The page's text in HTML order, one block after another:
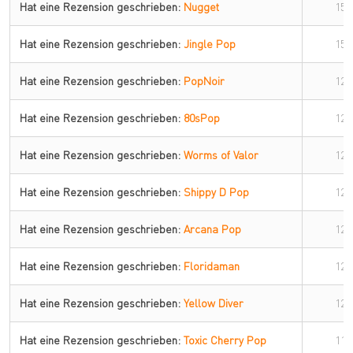
Hat eine Rezension geschrieben: Nugget 15.
Hat eine Rezension geschrieben: Jingle Pop 15.
Hat eine Rezension geschrieben: PopNoir 12.
Hat eine Rezension geschrieben: 80sPop 12.
Hat eine Rezension geschrieben: Worms of Valor 12.
Hat eine Rezension geschrieben: Shippy D Pop 12.
Hat eine Rezension geschrieben: Arcana Pop 12.
Hat eine Rezension geschrieben: Floridaman 12.
Hat eine Rezension geschrieben: Yellow Diver 12.
Hat eine Rezension geschrieben: Toxic Cherry Pop 11.